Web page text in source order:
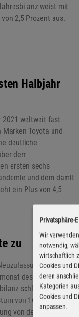
weist mit
2,5 Prozent aus.
Halbjahr
2021 weltweit fast
Toyota und
deutliche
dem
ersten sechs
und dem damit
ein Plus von 4,5
zu
um
des Vorjahres
schließt mit
von 16,5 Prozent
von den
Privatsphäre-
Wir
notwendig,
wirtschaftlich
Cookies und
deren
Kategorien
Cookies und
anpassen.